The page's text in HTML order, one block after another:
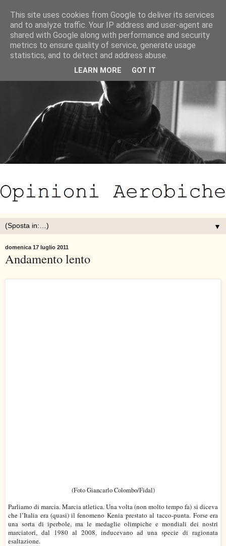
▼
domenica 17 luglio 2011
Andamento lento
(Foto Giancarlo Colombo/Fidal)
Parliamo di marcia. Marcia atletica. Una volta (non molto tempo fa) si diceva
che l’Italia era (quasi) il fenomeno Kenia prestato al tacco-punta. Forse era
una sorta di iperbole, ma le medaglie olimpiche e mondiali dei nostri
marciatori, dal 1980 al 2008, inducevano ad una specie di ragionata
esaltazione.
This site uses cookies from Google to deliver its services
and to analyze traffic. Your IP address and user-agent are
shared with Google along with performance and security
metrics to ensure quality of service, generate usage
statistics, and to detect and address abuse.
LEARN MORE GOT IT